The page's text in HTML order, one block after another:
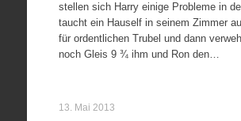
stellen sich Harry einige Probleme in
taucht ein Hauself in seinem Zimmer
für ordentlichen Trubel und dann
noch Gleis 9 ¾ ihm und Ron den…
13. Mai 2013